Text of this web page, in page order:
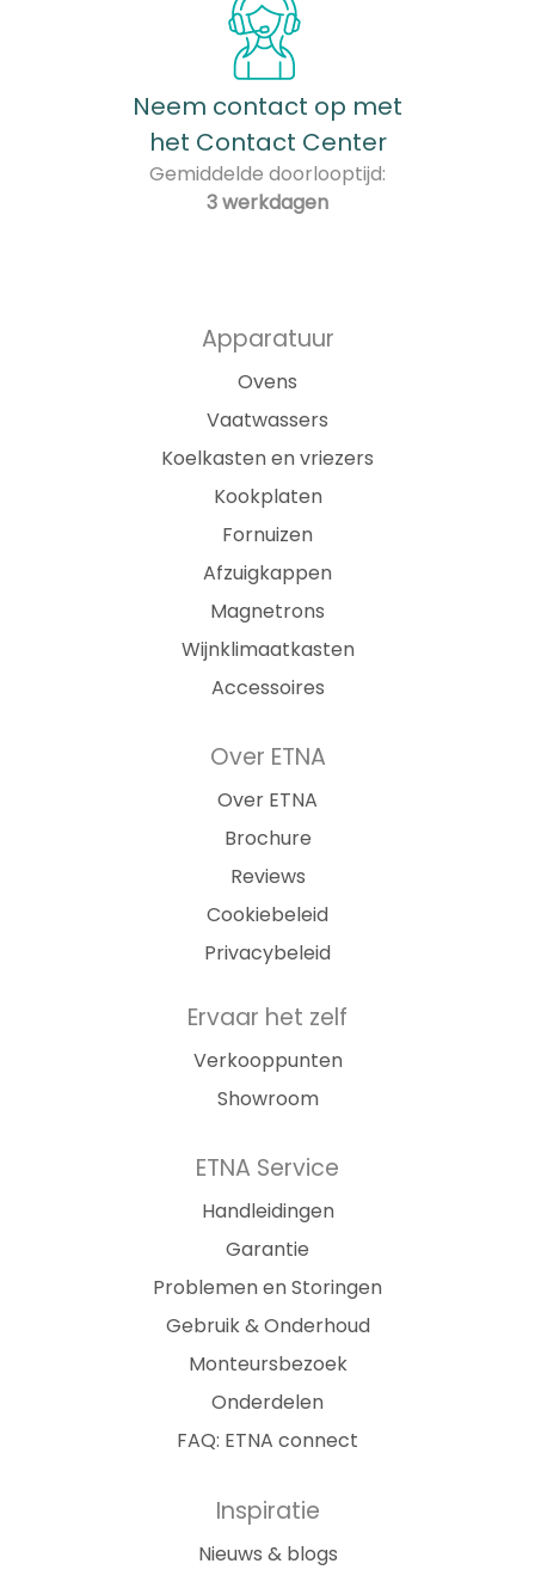
Neem contact op met
het Contact Center
Gemiddelde doorlooptijd:
3 werkdagen
Apparatuur
Ovens
Vaatwassers
Koelkasten en vriezers
Kookplaten
Fornuizen
Afzuigkappen
Magnetrons
Wijnklimaatkasten
Accessoires
Over ETNA
Over ETNA
Brochure
Reviews
Cookiebeleid
Privacybeleid
Ervaar het zelf
Verkooppunten
Showroom
ETNA Service
Handleidingen
Garantie
Problemen en Storingen
Gebruik & Onderhoud
Monteursbezoek
Onderdelen
FAQ: ETNA connect
Inspiratie
Nieuws & blogs